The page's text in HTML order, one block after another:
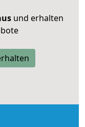
und erhalten